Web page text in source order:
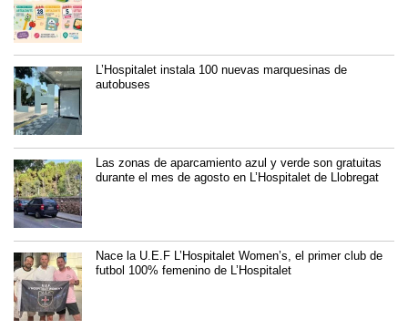
L’Hospitalet instala 100 nuevas marquesinas de
autobuses
Las zonas de aparcamiento azul y verde son gratuitas
durante el mes de agosto en L’Hospitalet de Llobregat
Nace la U.E.F L’Hospitalet Women’s, el primer club de
futbol 100% femenino de L’Hospitalet